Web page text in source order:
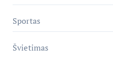
Sportas
Švietimas